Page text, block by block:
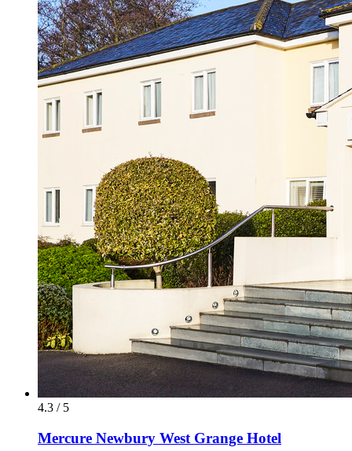
4.3 / 5
Mercure Newbury West Grange Hotel